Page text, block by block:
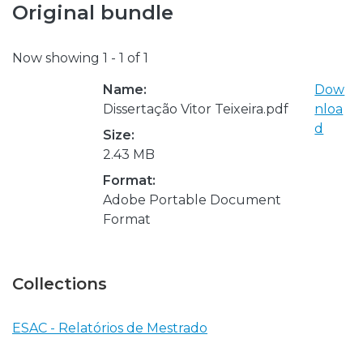
Original bundle
Now showing 1 - 1 of 1
Name:
Dissertação Vitor Teixeira.pdf
Size:
2.43 MB
Format:
Adobe Portable Document
Format
Dow
nloa
d
Collections
ESAC - Relatórios de Mestrado